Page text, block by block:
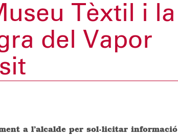
Tèxtil i la
del Vapor
a l’alcalde per sol·licitar informació